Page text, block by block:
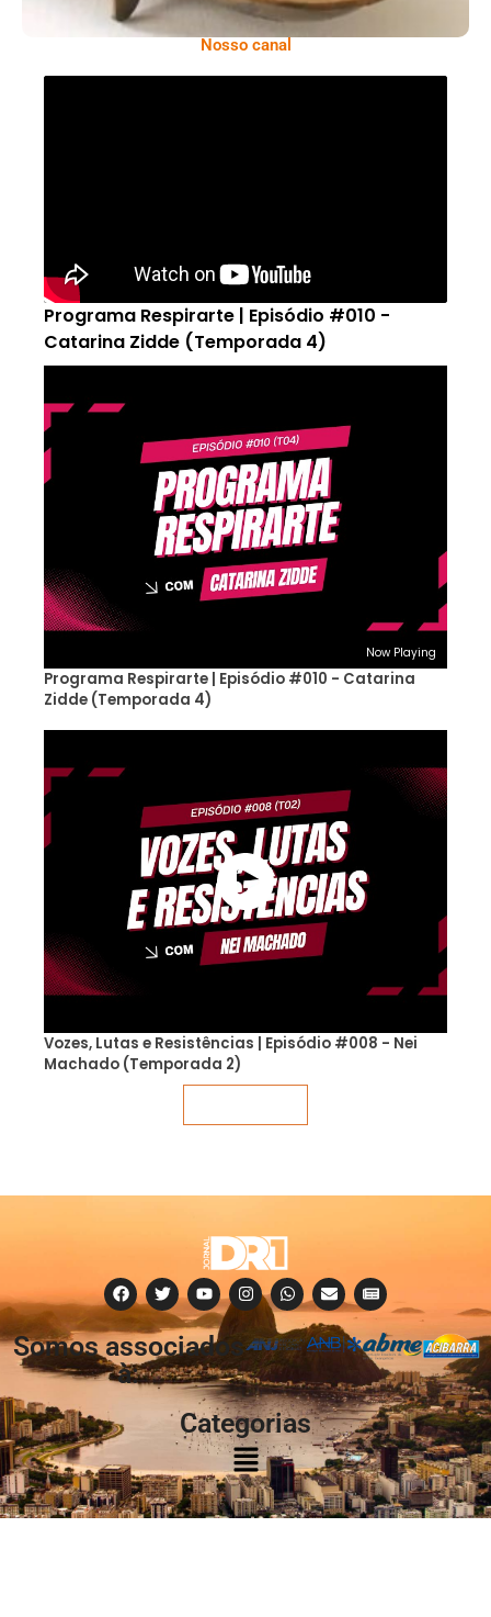
Nosso canal
Programa Respirarte | Episódio #010 -
Catarina Zidde (Temporada 4)
Now Playing
Programa Respirarte | Episódio #010 - Catarina
Zidde (Temporada 4)
Vozes, Lutas e Resistências | Episódio #008 - Nei
Machado (Temporada 2)
Somos associados
à:
Categorias